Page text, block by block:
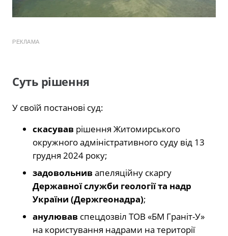
РЕКЛАМА
Суть рішення
У своїй постанові суд:
скасував рішення Житомирського
окружного адміністративного суду від 13
грудня 2024 року;
задовольнивапеляційну скаргу
Державної служби геології та надр
України (Держгеонадра);
анулював спецдозвіл ТОВ «БМ Граніт-У»
на користування надрами на території